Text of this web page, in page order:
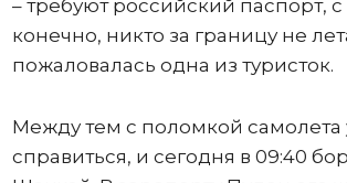
– требуют российский паспорт,
конечно, никто за границу не
пожаловалась одна из туристок.
Между тем с поломкой самолета
справиться, и сегодня в 09:40